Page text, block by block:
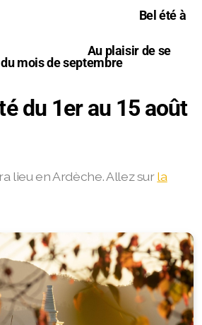
été à
de se
mois de septembre
du 1er au 15 août
lieu en Ardèche. Allez surla